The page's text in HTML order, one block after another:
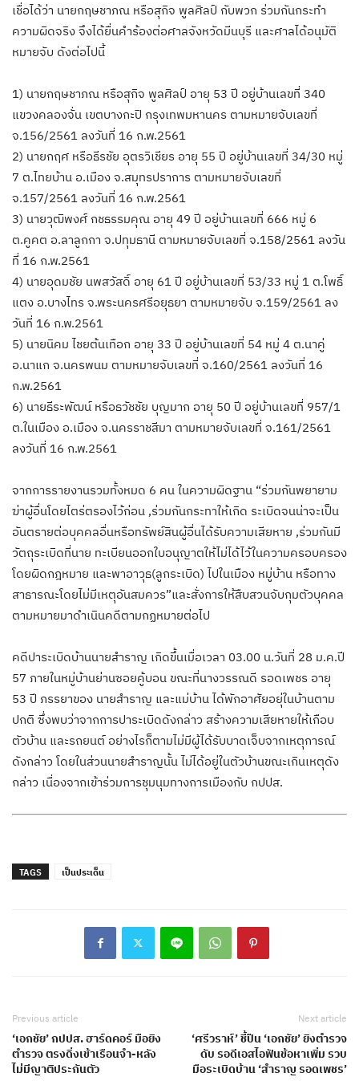
เชื่อได้ว่า นายกฤษชาภณ หรือสุกิจ พูลศิลป์ กับพวก ร่วมกันกระทำ
ความผิดจริง จึงได้ยื่นคำร้องต่อศาลจังหวัดมีนบุรี และศาลได้อนุมัติ
หมายจับ ดังต่อไปนี้
1) นายกฤษชาภณ หรือสุกิจ พูลศิลป์ อายุ 53 ปี อยู่บ้านเลขที่ 340
แขวงคลองจั่น เขตบางกะปิ กรุงเทพมหานคร ตามหมายจับเลขที่
จ.156/2561 ลงวันที่ 16 ก.พ.2561
2) นายกฤศ หรือธีรชัย อุตรวิเชียร อายุ 55 ปี อยู่บ้านเลขที่ 34/30 หมู่
7 ต.ไทยบ้าน อ.เมือง จ.สมุทรปราการ ตามหมายจับเลขที่
จ.157/2561 ลงวันที่ 16 ก.พ.2561
3) นายวุฒิพงศ์ กชธรรมคุณ อายุ 49 ปี อยู่บ้านเลขที่ 666 หมู่ 6
ต.คูคต อ.ลาลูกกา จ.ปทุมธานี ตามหมายจับเลขที่ จ.158/2561 ลงวัน
ที่ 16 ก.พ.2561
4) นายอุดมชัย นพสวัสดิ์ อายุ 61 ปี อยู่บ้านเลขที่ 53/33 หมู่ 1 ต.โพธิ์
แตง อ.บางไทร จ.พระนครศรีอยุธยา ตามหมายจับ จ.159/2561 ลง
วันที่ 16 ก.พ.2561
5) นายนิคม ไชยต้นเทือก อายุ 33 ปี อยู่บ้านเลขที่ 54 หมู่ 4 ต.นาคู่
อ.นาแก จ.นครพนม ตามหมายจับเลขที่ จ.160/2561 ลงวันที่ 16
ก.พ.2561
6) นายธีระพัฒน์ หรือธวัชชัย บุญมาก อายุ 50 ปี อยู่บ้านเลขที่ 957/1
ต.ในเมือง อ.เมือง จ.นครราชสีมา ตามหมายจับเลขที่ จ.161/2561
ลงวันที่ 16 ก.พ.2561
จากการรายงานรวมทั้งหมด 6 คน ในความผิดฐาน “ร่วมกันพยายาม
ฆ่าผู้อื่นโดยไตร่ตรองไว้ก่อน ,ร่วมกันกระทาให้เกิด ระเบิดจนน่าจะเป็น
อันตรายต่อบุคคลอื่นหรือทรัพย์สินผู้อื่นได้รับความเสียหาย ,ร่วมกันมี
วัตถุระเบิดที่นาย ทะเบียนออกใบอนุญาตให้ไม่ได้ไว้ในความครอบครอง
โดยผิดกฎหมาย และพาอาวุธ(ลูกระเบิด) ไปในเมือง หมู่บ้าน หรือทาง
สาธารณะโดยไม่มีเหตุอันสมควร”และสั่งการให้สืบสวนจับกุมตัวบุคคล
ตามหมายมาดำเนินคดีตามกฏหมายต่อไป
คดีปาระเบิดบ้านนายสำราญ เกิดขึ้นเมื่อเวลา 03.00 น.วันที่ 28 ม.ค.ปี
57 ภายในหมู่บ้านย่านซอยคู้บอน ขณะที่นางวรรณดี รอดเพชร อายุ
53 ปี ภรรยาของ นายสำราญ และแม่บ้าน ได้พักอาศัยอยุ่ในบ้านตาม
ปกติ ซึ่งพบว่าจากการปาระเบิดดังกล่าว สร้างความเสียหายให้เกือบ
ตัวบ้าน และรถยนต์ อย่างไรก็ตามไม่มีผู้ได้รับบาดเจ็บจากเหตุการณ์
ดังกล่าว โดยในส่วนนายสำราญนั้น ไม่ได้อยู่ในตัวบ้านขณะเกินเหตุดัง
กล่าว เนื่องจากเข้าร่วมการชุมนุมทางการเมืองกับ กปปส.
TAGS เป็นประเด็น
Previous article
‘เอกชัย’ กปปส. ฮาร์ดคอร์ มือยิง
ตำรวจ ตรงดิ่งเข้าเรือนจำ-หลัง
ไม่มีญาติประกันตัว
Next article
‘ศรีวราห์’ ชี้ปืน ‘เอกชัย’ ยิงตำรวจ
ดับ รอดีเอสไอฟันข้อหาเพิ่ม รวบ
มือระเบิดบ้าน ‘สำราญ รอดเพชร’